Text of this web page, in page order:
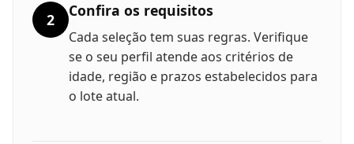
2 Confira os requisitos
Cada seleção tem suas regras. Verifique
se o seu perfil atende aos critérios de
idade, região e prazos estabelecidos para
o lote atual.